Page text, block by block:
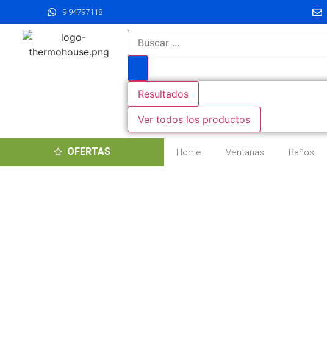
9 94797118
Resultados
Ver todos los productos
OFERTAS Home Ventanas Baños